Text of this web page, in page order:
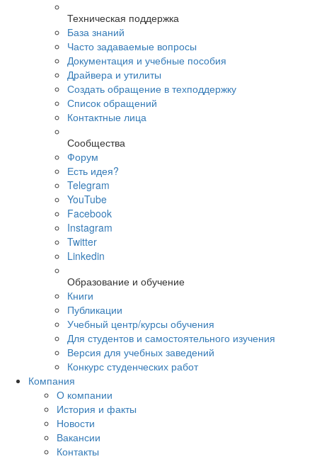
Техническая поддержка
База знаний
Часто задаваемые вопросы
Документация и учебные пособия
Драйвера и утилиты
Создать обращение в техподдержку
Список обращений
Контактные лица
Сообщества
Форум
Есть идея?
Telegram
YouTube
Facebook
Instagram
Twitter
Linkedin
Образование и обучение
Книги
Публикации
Учебный центр/курсы обучения
Для студентов и самостоятельного изучения
Версия для учебных заведений
Конкурс студенческих работ
Компания
О компании
История и факты
Новости
Вакансии
Контакты